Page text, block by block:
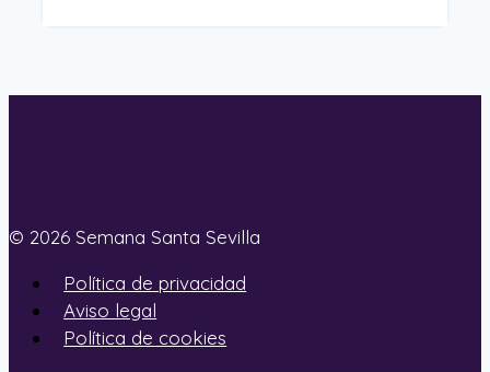
© 2026 Semana Santa Sevilla
Política de privacidad
Aviso legal
Política de cookies